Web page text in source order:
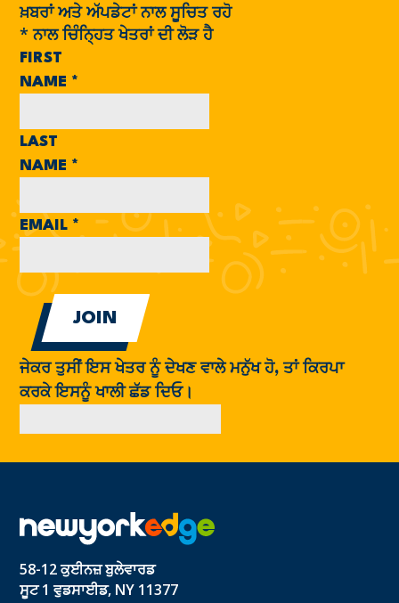
ਖ਼ਬਰਾਂ ਅਤੇ ਅੱਪਡੇਟਾਂ ਨਾਲ ਸੂਚਿਤ ਰਹੋ
* ਨਾਲ ਚਿੰਨ੍ਹਿਤ ਖੇਤਰਾਂ ਦੀ ਲੋੜ ਹੈ
FIRST
NAME *
LAST
NAME *
EMAIL *
ਜੇਕਰ ਤੁਸੀਂ ਇਸ ਖੇਤਰ ਨੂੰ ਦੇਖਣ ਵਾਲੇ ਮਨੁੱਖ ਹੋ, ਤਾਂ ਕਿਰਪਾ
ਕਰਕੇ ਇਸਨੂੰ ਖਾਲੀ ਛੱਡ ਦਿਓ।
58-12 ਕੁਈਨਜ਼ ਬੁਲੇਵਾਰਡ
ਸੂਟ 1 ਵੁਡਸਾਈਡ, NY 11377